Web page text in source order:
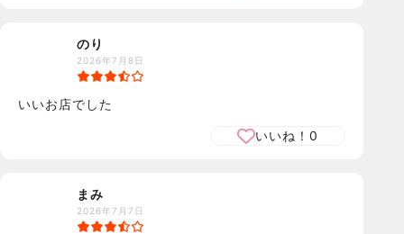
のり
2026年7月8日
いいお店でした
いいね！0
まみ
2026年7月7日